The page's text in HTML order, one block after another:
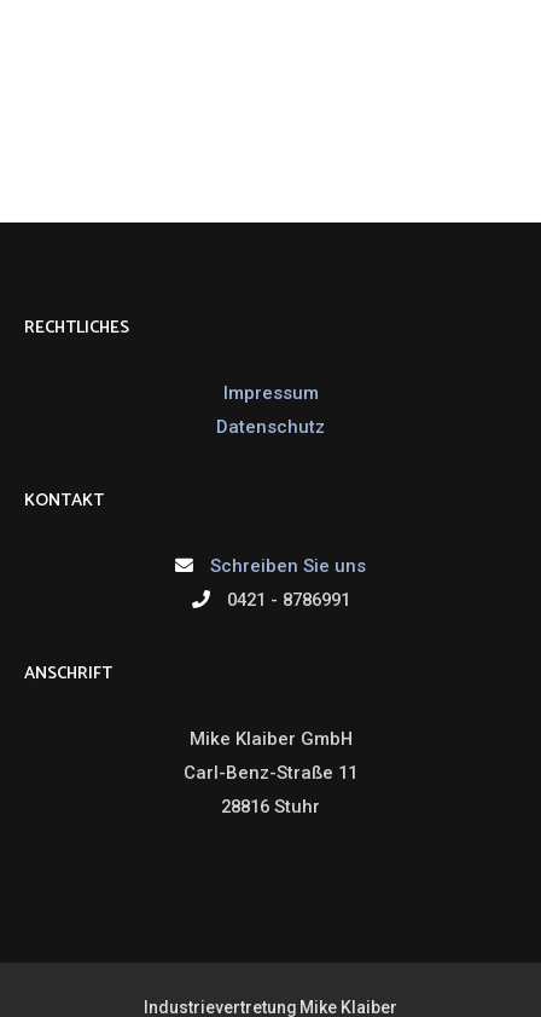
RECHTLICHES
Impressum
Datenschutz
KONTAKT
Schreiben Sie uns
0421 - 8786991
ANSCHRIFT
Mike Klaiber GmbH
Carl-Benz-Straße 11
28816 Stuhr
Industrievertretung Mike Klaiber